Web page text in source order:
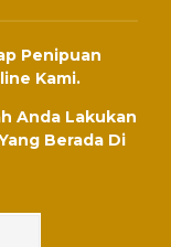
Penipuan
Kami.
Anda Lakukan
Berada Di